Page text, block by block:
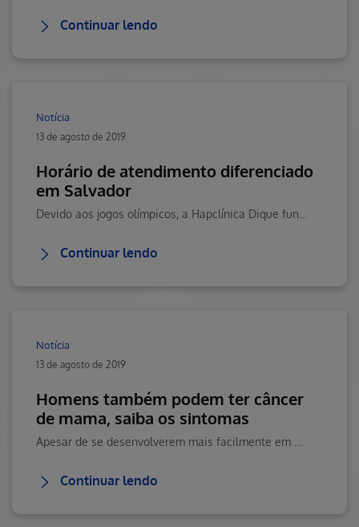
Continuar lendo
Notícia
13 de agosto de 2019
Horário de atendimento diferenciado
em Salvador
Continuar lendo
Notícia
13 de agosto de 2019
Homens também podem ter câncer
de mama, saiba os sintomas
Continuar lendo